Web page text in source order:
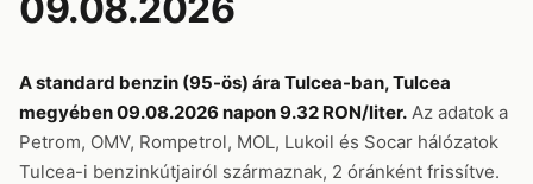
A standard benzin (95-ös) ára Tulcea-ban, Tulcea
megyében 09.08.2026 napon 9.32 RON/liter. Az adatok a
Petrom, OMV, Rompetrol, MOL, Lukoil és Socar hálózatok
Tulcea-i benzinkútjairól származnak, 2 óránként frissítve.